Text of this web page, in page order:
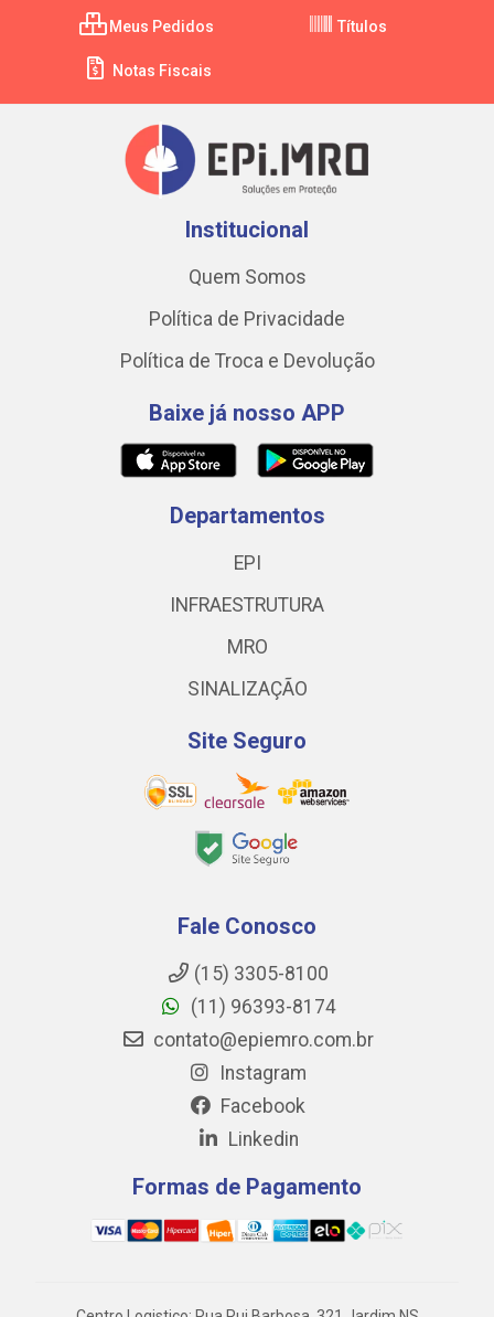
Meus Pedidos Títulos
Notas Fiscais
Institucional
Quem Somos
Política de Privacidade
Política de Troca e Devolução
Baixe já nosso APP
Departamentos
EPI
INFRAESTRUTURA
MRO
SINALIZAÇÃO
Site Seguro
Fale Conosco
(15) 3305-8100
(11) 96393-8174
contato@epiemro.com.br
Instagram
Facebook
Linkedin
Formas de Pagamento